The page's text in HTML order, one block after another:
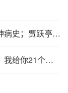
青瓜早报：中兴领导称坠楼员工曾有精神病史；贾跃亭宣布获得超10亿美元融资；新能源汽车地方补贴将被取消…
做粉丝通的，你们别恨鹿晗和关晓彤了，我给你21个降成本秘诀！